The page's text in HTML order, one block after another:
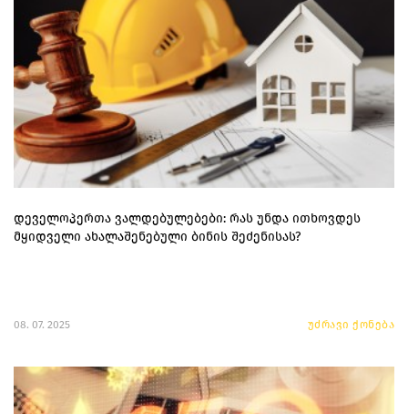
დეველოპერთა ვალდებულებები: რას უნდა ითხოვდეს
მყიდველი ახალაშენებული ბინის შეძენისას?
08. 07. 2025 უძრავი ქონება